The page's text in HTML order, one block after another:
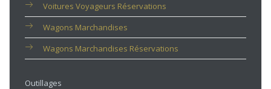
Voitures Voyageurs Réservations
Wagons Marchandises
Wagons Marchandises Réservations
Outillages